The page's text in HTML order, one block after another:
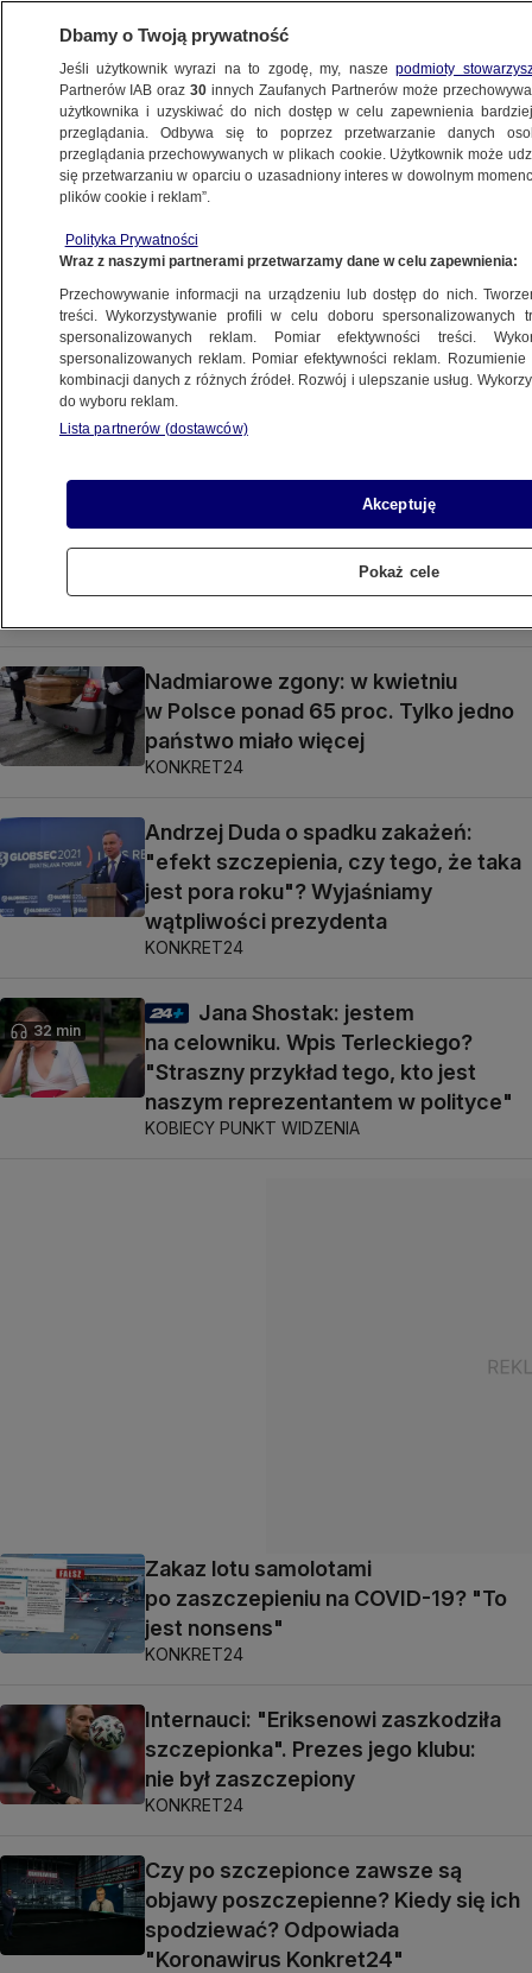
ZDROWIE
NAJNOWSZE INFORMACJE
"Niezależna firma badawcza wzywa
do wstrzymania szczepień"?
Manipulacja na brytyjskich danych
KONKRET24
"Nieumyślnie zaszczepiamy
toksyną"? Nie. Kanadyjski immunolog
nie ma racji
"Już dochodzimy do progu
odporności populacyjnej"? Wariant
Delta może go podnieść
Nadmiarowe zgony: w kwietniu
w Polsce ponad 65 proc. Tylko jedno
państwo miało więcej
KONKRET24
Andrzej Duda o spadku zakażeń:
"efekt szczepienia, czy tego, że taka
jest pora roku"? Wyjaśniamy
wątpliwości prezydenta
KONKRET24
32 min
Jana Shostak: jestem
na celowniku. Wpis Terleckiego?
"Straszny przykład tego, kto jest
naszym reprezentantem w polityce"
KOBIECY PUNKT WIDZENIA
Zakaz lotu samolotami
po zaszczepieniu na COVID-19? "To
jest nonsens"
KONKRET24
Internauci: "Eriksenowi zaszkodziła
szczepionka". Prezes jego klubu:
nie był zaszczepiony
KONKRET24
Czy po szczepionce zawsze są
objawy poszczepienne? Kiedy się ich
spodziewać? Odpowiada
"Koronawirus Konkret24"
Dbamy o Twoją prywatność
Jeśli użytkownik wyrazi na to zgodę, my, naszepodmioty
Partnerów IAB oraz30 innych Zaufanych Partnerów może
użytkownika i uzyskiwać do nich dostęp w celu zapewnienia
przeglądania. Odbywa się to poprzez przetwarzanie danych
przeglądania przechowywanych w plikach cookie. Użytkownik może
się przetwarzaniu w oparciu o uzasadniony interes w dowolnym
plików cookie i reklam”.
Polityka Prywatności
Wraz z naszymi partnerami przetwarzamy dane w celu zapewnienia:
Przechowywanie informacji na urządzeniu lub dostęp do nich.
treści. Wykorzystywanie profili w celu doboru spersonalizowanych
spersonalizowanych reklam. Pomiar efektywności treści.
spersonalizowanych reklam. Pomiar efektywności reklam.
kombinacji danych z różnych źródeł. Rozwój i ulepszanie usług.
do wyboru reklam.
Lista partnerów (dostawców)
Akceptuję
Pokaż cele